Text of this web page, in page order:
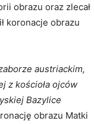
obrazu oraz zlecał
koronacje obrazu
austriackim,
z kościoła ojców
Bazylice
obrazu Matki